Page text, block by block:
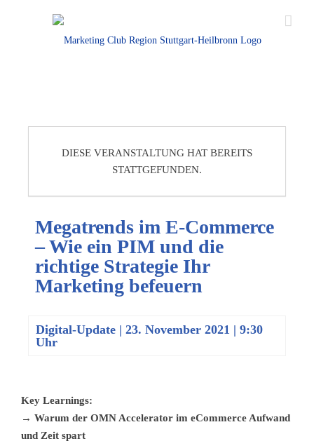
DIESE VERANSTALTUNG HAT BEREITS
STATTGEFUNDEN.
Megatrends im E-Commerce
– Wie ein PIM und die
richtige Strategie Ihr
Marketing befeuern
Digital-Update | 23. November 2021 | 9:30
Uhr
Key Learnings:
→ Warum der OMN Accelerator im eCommerce Aufwand
und Zeit spart